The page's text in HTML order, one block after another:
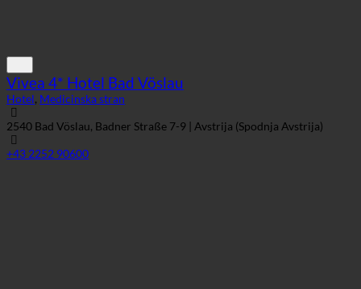
Vivea 4* Hotel Bad Vöslau
Hotel, Medicinska stran
2540 Bad Vöslau, Badner Straße 7-9 | Avstrija (Spodnja Avstrija)
+43 2252 90600